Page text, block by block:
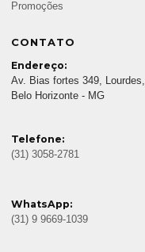
Promoções
CONTATO
Endereço:
Av. Bias fortes 349, Lourdes,
Belo Horizonte - MG
Telefone:
(31) 3058-2781
WhatsApp:
(31) 9 9669-1039